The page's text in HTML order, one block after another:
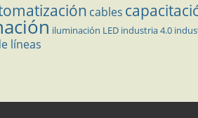
cables
iluminación LED industria 4.0
líneas